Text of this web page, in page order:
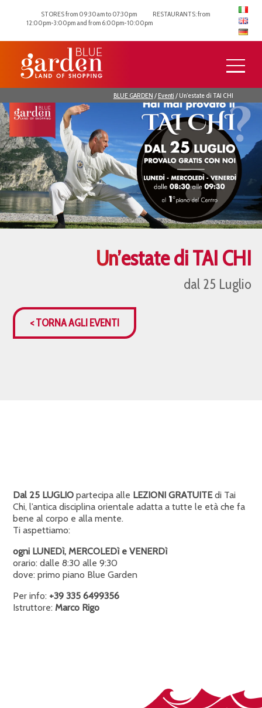
STORES from 09:30am to 07:30pm
RESTAURANTS: from
12:00pm-3:00pm and from 6:00pm-10:00pm
BLUE GARDEN / Eventi / Un’estate di TAI CHI
Un’estate di TAI CHI
dal 25 Luglio
< TORNA AGLI EVENTI
Dal 25 LUGLIO partecipa alle LEZIONI GRATUITEdi Tai
Chi, l’antica disciplina orientale adatta a tutte le età che fa
bene al corpo e alla mente.
Ti aspettiamo:
ogni LUNEDì, MERCOLEDì e VENERDì
orario: dalle 8:30 alle 9:30
dove: primo piano Blue Garden
Per info: +39 335 6499356
Istruttore:Marco Rigo